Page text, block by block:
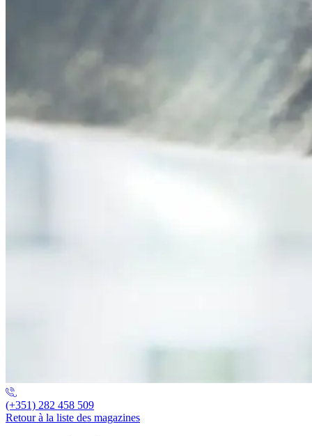
(+351) 282 458 509
Retour à la liste des magazines